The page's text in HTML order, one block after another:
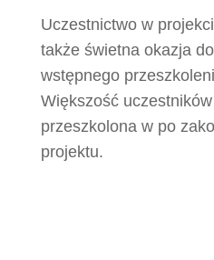
Uczestnictwo w
także świetna okazja
wstępnego
Większość
przeszkolona w po
projektu.